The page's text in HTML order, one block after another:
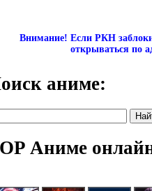
Внимание! Если РКН
открываться по
аниме:
Аниме